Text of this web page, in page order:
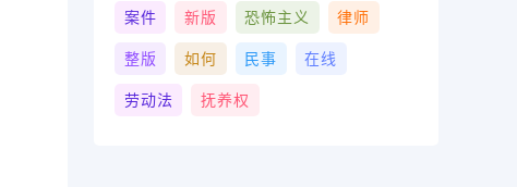
案件 新版 恐怖主义 律师
整版 如何 民事 在线
劳动法 抚养权